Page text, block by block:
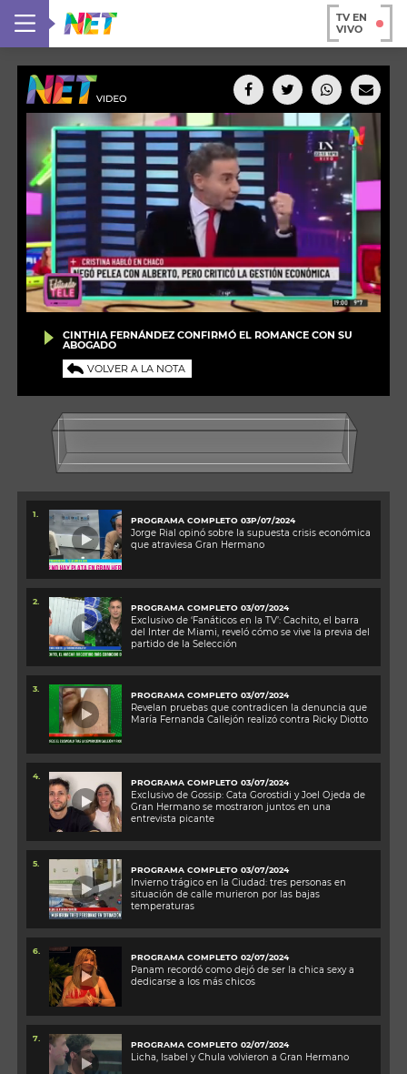
TV EN
VIVO
CINTHIA FERNÁNDEZ CONFIRMÓ EL ROMANCE CON SU
ABOGADO
VOLVER A LA NOTA
1.
PROGRAMA COMPLETO 03P/07/2024
Jorge Rial opinó sobre la supuesta crisis económica
que atraviesa Gran Hermano
2.
PROGRAMA COMPLETO 03/07/2024
Exclusivo de ‘Fanáticos en la TV’: Cachito, el barra
del Inter de Miami, reveló cómo se vive la previa del
partido de la Selección
3.
PROGRAMA COMPLETO 03/07/2024
Revelan pruebas que contradicen la denuncia que
María Fernanda Callejón realizó contra Ricky Diotto
4.
PROGRAMA COMPLETO 03/07/2024
Exclusivo de Gossip: Cata Gorostidi y Joel Ojeda de
Gran Hermano se mostraron juntos en una
entrevista picante
5.
PROGRAMA COMPLETO 03/07/2024
Invierno trágico en la Ciudad: tres personas en
situación de calle murieron por las bajas
temperaturas
6.
PROGRAMA COMPLETO 02/07/2024
Panam recordó como dejó de ser la chica sexy a
dedicarse a los más chicos
7.
PROGRAMA COMPLETO 02/07/2024
Licha, Isabel y Chula volvieron a Gran Hermano